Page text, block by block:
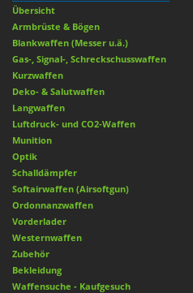
Übersicht
Armbrüste & Bögen
Blankwaffen (Messer u.ä.)
Gas-, Signal-, Schreckschusswaffen
Kurzwaffen
Deko- & Salutwaffen
Langwaffen
Luftdruck- und CO2-Waffen
Munition
Optik
Schalldämpfer
Softairwaffen (Airsoftgun)
Ordonnanzwaffen
Vorderlader
Westernwaffen
Zubehör
Bekleidung
Waffensuche - Kaufgesuch